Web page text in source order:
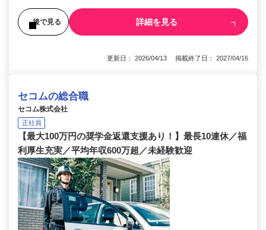
後で見る 詳細を見る
更新日： 2026/04/13 掲載終了日： 2027/04/16
セコムの総合職
セコム株式会社
正社員
【最大100万円の奨学金返還支援あり！】最長10連休／福
利厚生充実／平均年収600万超／未経験歓迎